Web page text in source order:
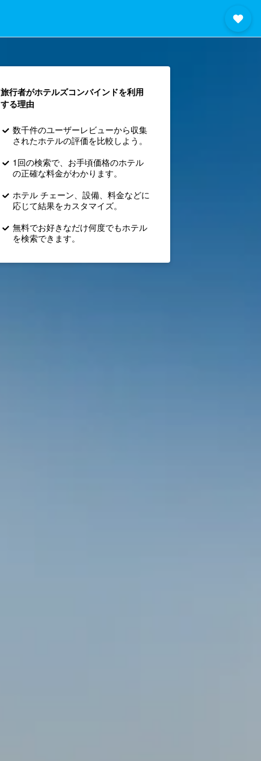
旅行者がホテルズコンバインド​を利用
する理由
数千件のユーザーレビューから収集
されたホテルの評価を比較しよう。
1回の検索で、お手頃価格のホテル
の正確な料金がわかります。
ホテル チェーン、設備、料金などに
応じて結果をカスタマイズ。
無料でお好きなだけ何度でもホテル
を検索できます。